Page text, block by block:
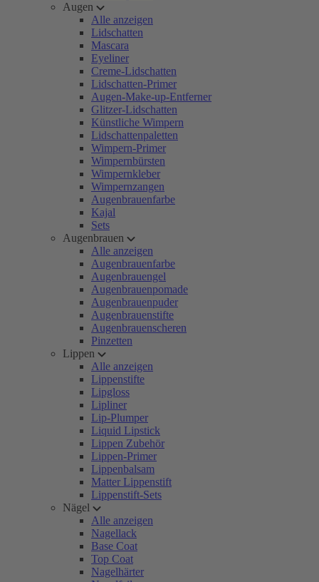
Augen
Alle anzeigen
Lidschatten
Mascara
Eyeliner
Creme-Lidschatten
Lidschatten-Primer
Augen-Make-up-Entferner
Glitzer-Lidschatten
Künstliche Wimpern
Lidschattenpaletten
Wimpern-Primer
Wimpernbürsten
Wimpernkleber
Wimpernzangen
Augenbrauenfarbe
Kajal
Sets
Augenbrauen
Alle anzeigen
Augenbrauenfarbe
Augenbrauengel
Augenbrauenpomade
Augenbrauenpuder
Augenbrauenstifte
Augenbrauenscheren
Pinzetten
Lippen
Alle anzeigen
Lippenstifte
Lipgloss
Lipliner
Lip-Plumper
Liquid Lipstick
Lippen Zubehör
Lippen-Primer
Lippenbalsam
Matter Lippenstift
Lippenstift-Sets
Nägel
Alle anzeigen
Nagellack
Base Coat
Top Coat
Nagelhärter